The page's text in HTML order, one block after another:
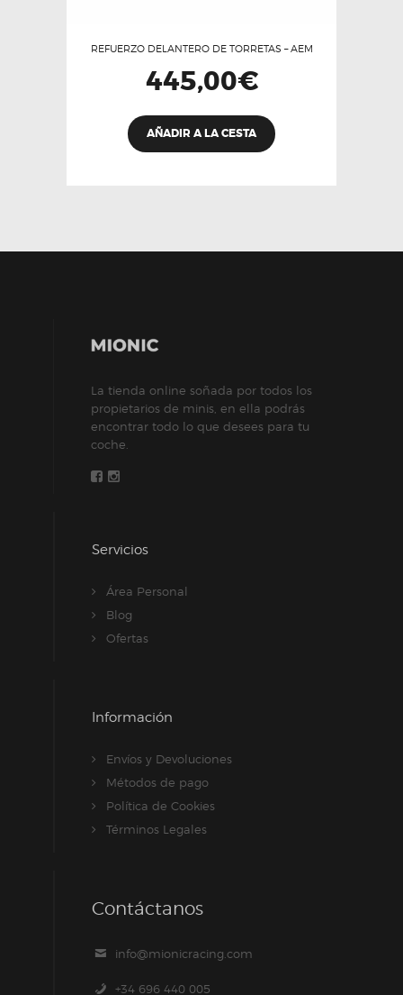
REFUERZO DELANTERO DE TORRETAS – AEM
445,00€
AÑADIR A LA CESTA
La tienda online soñada por todos los
propietarios de minis, en ella podrás
encontrar todo lo que desees para tu
coche.
Servicios
Área Personal
Blog
Ofertas
Información
Envíos y Devoluciones
Métodos de pago
Política de Cookies
Términos Legales
Contáctanos
info@mionicracing.com
+34 696 440 005